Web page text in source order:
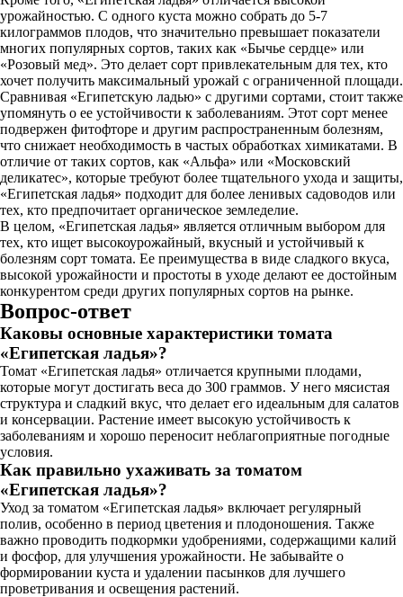
урожайностью. С одного куста можно собрать до 5-7
килограммов плодов, что значительно превышает показатели
многих популярных сортов, таких как «Бычье сердце» или
«Розовый мед». Это делает сорт привлекательным для тех, кто
хочет получить максимальный урожай с ограниченной площади.
Сравнивая «Египетскую ладью» с другими сортами, стоит также
упомянуть о ее устойчивости к заболеваниям. Этот сорт менее
подвержен фитофторе и другим распространенным болезням,
что снижает необходимость в частых обработках химикатами. В
отличие от таких сортов, как «Альфа» или «Московский
деликатес», которые требуют более тщательного ухода и защиты,
«Египетская ладья» подходит для более ленивых садоводов или
тех, кто предпочитает органическое земледелие.
В целом, «Египетская ладья» является отличным выбором для
тех, кто ищет высокоурожайный, вкусный и устойчивый к
болезням сорт томата. Ее преимущества в виде сладкого вкуса,
высокой урожайности и простоты в уходе делают ее достойным
конкурентом среди других популярных сортов на рынке.
Вопрос-ответ
Каковы основные характеристики томата
«Египетская ладья»?
Томат «Египетская ладья» отличается крупными плодами,
которые могут достигать веса до 300 граммов. У него мясистая
структура и сладкий вкус, что делает его идеальным для салатов
и консервации. Растение имеет высокую устойчивость к
заболеваниям и хорошо переносит неблагоприятные погодные
условия.
Как правильно ухаживать за томатом
«Египетская ладья»?
Уход за томатом «Египетская ладья» включает регулярный
полив, особенно в период цветения и плодоношения. Также
важно проводить подкормки удобрениями, содержащими калий
и фосфор, для улучшения урожайности. Не забывайте о
формировании куста и удалении пасынков для лучшего
проветривания и освещения растений.